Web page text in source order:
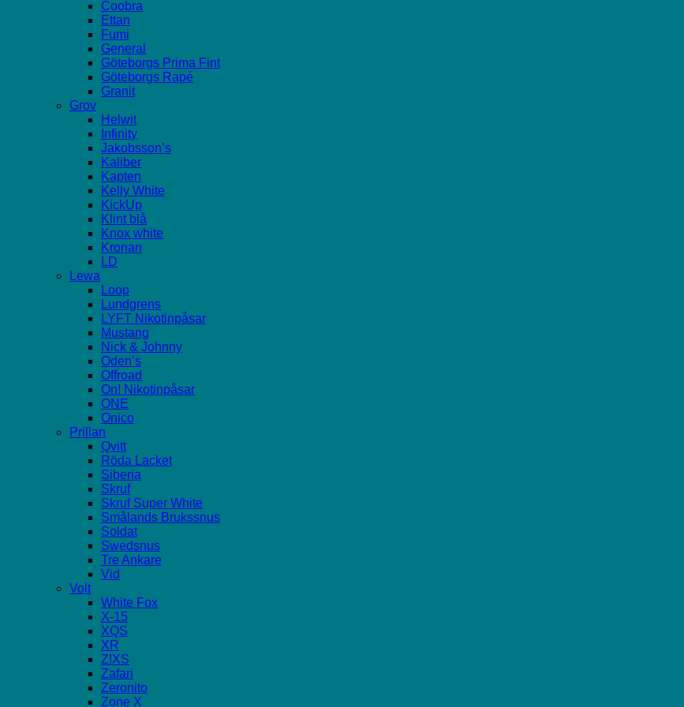
Coobra
Ettan
Fumi
General
Göteborgs Prima Fint
Göteborgs Rapé
Granit
Grov
Helwit
Infinity
Jakobsson’s
Kaliber
Kapten
Kelly White
KickUp
Klint blå
Knox white
Kronan
LD
Lewa
Loop
Lundgrens
LYFT Nikotinpåsar
Mustang
Nick & Johnny
Oden’s
Offroad
On! Nikotinpåsar
ONE
Onico
Prillan
Qvitt
Röda Lacket
Siberia
Skruf
Skruf Super White
Smålands Brukssnus
Soldat
Swedsnus
Tre Ankare
Vid
Volt
White Fox
X-15
XQS
XR
Z!XS
Zafari
Zeronito
Zone X